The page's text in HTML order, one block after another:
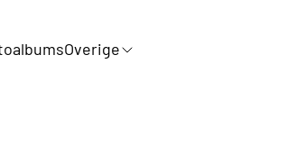
Overige